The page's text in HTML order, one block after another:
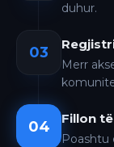
duhur.
03
Merr
04 Fillon
Poashtu